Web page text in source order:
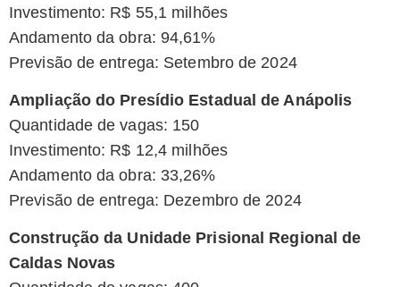
Investimento: R$ 55,1 milhões
Andamento da obra: 94,61%
Previsão de entrega: Setembro de 2024
Ampliação do Presídio Estadual de Anápolis
Quantidade de vagas: 150
Investimento: R$ 12,4 milhões
Andamento da obra: 33,26%
Previsão de entrega: Dezembro de 2024
Construção da Unidade Prisional Regional de
Caldas Novas